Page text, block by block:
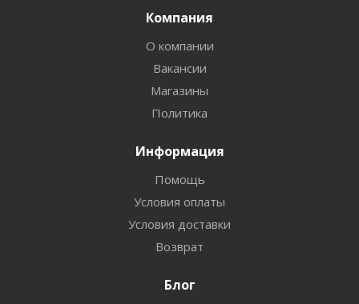
Компания
О компании
Вакансии
Магазины
Политика
Информация
Помощь
Условия оплаты
Условия доставки
Возврат
Блог